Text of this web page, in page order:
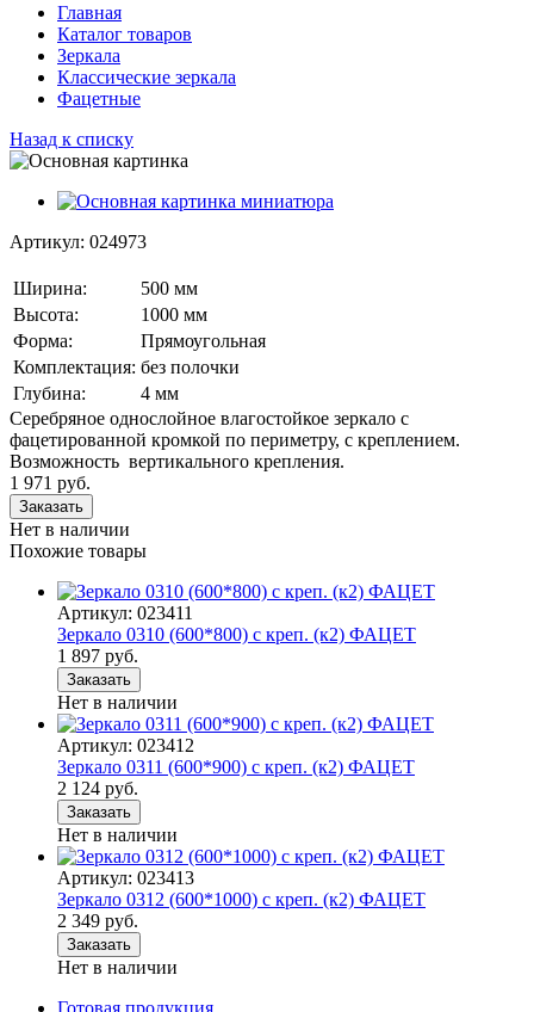
Главная
Каталог товаров
Зеркала
Классические зеркала
Фацетные
Назад к списку
Артикул: 024973
Ширина:
500 мм
Высота:
1000 мм
Форма:
Прямоугольная
Комплектация: без полочки
Глубина:
4 мм
Серебряное однослойное влагостойкое зеркало с
фацетированной кромкой по периметру, с креплением.
Возможность вертикального крепления.
1 971 руб.
Заказать
Нет в наличии
Похожие товары
Артикул: 023411
Зеркало 0310 (600*800) с креп. (к2) ФАЦЕТ
1 897 руб.
Заказать
Нет в наличии
Артикул: 023412
Зеркало 0311 (600*900) с креп. (к2) ФАЦЕТ
2 124 руб.
Заказать
Нет в наличии
Артикул: 023413
Зеркало 0312 (600*1000) с креп. (к2) ФАЦЕТ
2 349 руб.
Заказать
Нет в наличии
Готовая продукция